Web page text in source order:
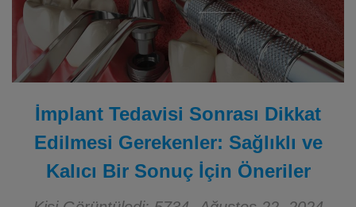
İmplant Tedavisi Sonrası Dikkat
Edilmesi Gerekenler: Sağlıklı ve
Kalıcı Bir Sonuç İçin Öneriler